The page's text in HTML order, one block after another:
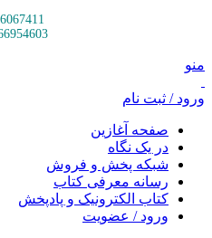
021
منو
ورود / ثبت نام
صفحه آغازین
در یک نگاه
شبکه پخش و فروش
رسانه معرفی کتاب
کتاب الکترونیک و پادپخش
ورود / عضویت